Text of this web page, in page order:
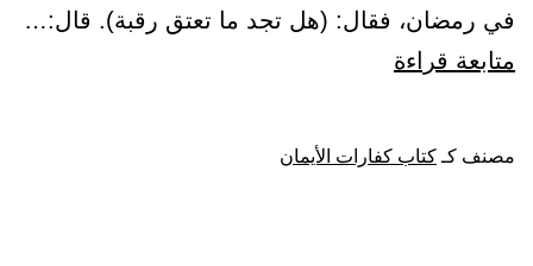
في رمضان، فقال: (هل تجد ما تعتق رقبة). قال:…
متابعة قراءة
مصنف كـ كتاب كفارات الأيمان